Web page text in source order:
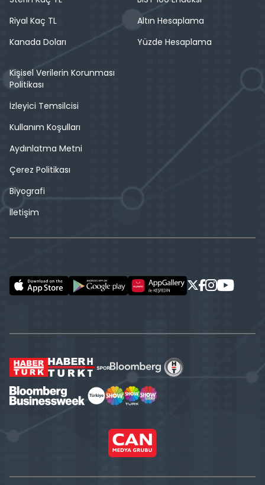
Riyal Kaç TL
Kanada Doları
Altın Hesaplama
Yüzde Hesaplama
Kişisel Verilerin Korunması
Politikası
İzleyici Temsilcisi
Kullanım Koşulları
Aydınlatma Metni
Çerez Politikası
Biyografi
İletişim